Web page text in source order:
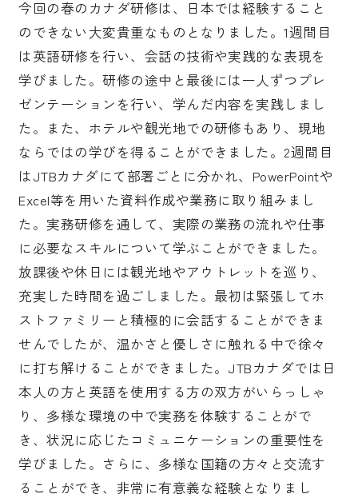
今回の春のカナダ研修は、日本では経験すること
のできない大変貴重なものとなりました。1週間目
は英語研修を行い、会話の技術や実践的な表現を
学びました。研修の途中と最後には一人ずつプレ
ゼンテーションを行い、学んだ内容を実践しまし
た。また、ホテルや観光地での研修もあり、現地
ならではの学びを得ることができました。2週間目
はJTBカナダにて部署ごとに分かれ、PowerPointや
Excel等を用いた資料作成や業務に取り組みまし
た。実務研修を通して、実際の業務の流れや仕事
に必要なスキルについて学ぶことができました。
放課後や休日には観光地やアウトレットを巡り、
充実した時間を過ごしました。最初は緊張してホ
ストファミリーと積極的に会話することができま
せんでしたが、温かさと優しさに触れる中で徐々
に打ち解けることができました。JTBカナダでは日
本人の方と英語を使用する方の双方がいらっしゃ
り、多様な環境の中で実務を体験することがで
き、状況に応じたコミュニケーションの重要性を
学びました。さらに、多様な国籍の方々と交流す
ることができ、非常に有意義な経験となりまし